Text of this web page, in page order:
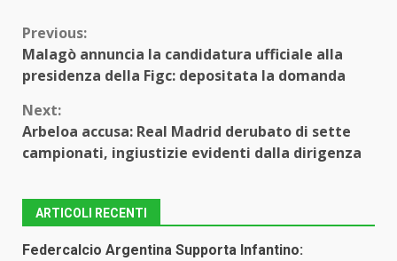
Continue
Reading
Previous:
Malagò annuncia la candidatura ufficiale alla
presidenza della Figc: depositata la domanda
Next:
Arbeloa accusa: Real Madrid derubato di sette
campionati, ingiustizie evidenti dalla dirigenza
ARTICOLI RECENTI
Federcalcio Argentina Supporta Infantino: